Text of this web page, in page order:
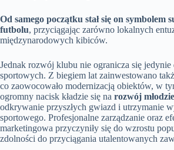
Od samego początku stał się on symbolem
futbolu, przyciągając zarówno lokalnych
międzynarodowych kibiców.
Jednak rozwój klubu nie ogranicza się
sportowych. Z biegiem lat zainwestowano
co zaowocowało modernizacją obiektów, w
ogromny nacisk kładzie się na rozwój
odkrywanie przyszłych gwiazd i utrzymanie
sportowego. Profesjonalne zarządzanie oraz
marketingowa przyczyniły się do wzrostu
zdolności do przyciągania utalentowanych